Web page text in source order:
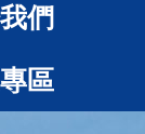
們
區